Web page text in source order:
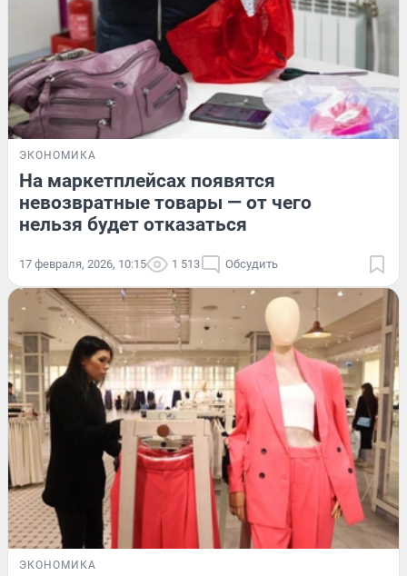
ЭКОНОМИКА
На маркетплейсах появятся
невозвратные товары — от чего
нельзя будет отказаться
17 февраля, 2026, 10:15 1 513 Обсудить
ЭКОНОМИКА